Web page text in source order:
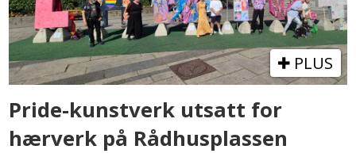
PLUS
Pride-kunstverk utsatt for
hærverk på Rådhusplassen